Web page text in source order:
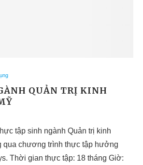
QUẢN TRỊ KINH
tập sinh ngành Quản trị kinh
qua chương trình thực tập hưởng
Thời gian thực tập: 18 tháng Giờ: